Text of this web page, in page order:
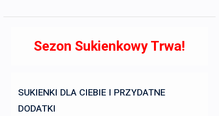
Sezon Sukienkowy Trwa!
SUKIENKI DLA CIEBIE I PRZYDATNE
DODATKI